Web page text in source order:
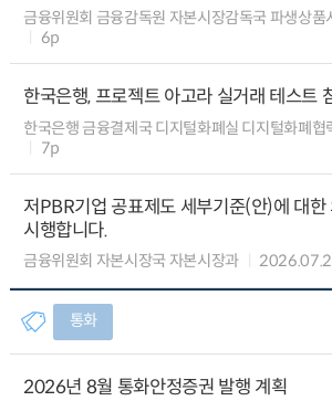
금융위원회 금융감독원 자본시장감독국 파생상품
6p
한국은행, 프로젝트 아고라 실거래 테스트
한국은행 금융결제국 디지털화폐실 디지털화폐협
7p
저PBR기업 공표제도 세부기준(안)에 대한
시행합니다.
금융위원회 자본시장국 자본시장과
통화
2026년 8월 통화안정증권 발행 계획